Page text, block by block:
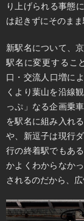
り上げられる事態
は起きずにそのま
新駅名について、
駅名に変更するこ
口・交流人口増に
くより葉山を沿線
っぷ」なる企画乗
を駅名に組み入れ
や、新逗子は現行
行の終着駅でもあ
かよくわからなか
されるのだから、